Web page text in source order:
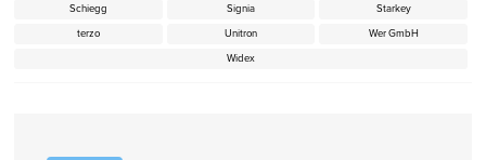
Schiegg
Signia
Starkey
terzo
Unitron
Wer GmbH
Widex